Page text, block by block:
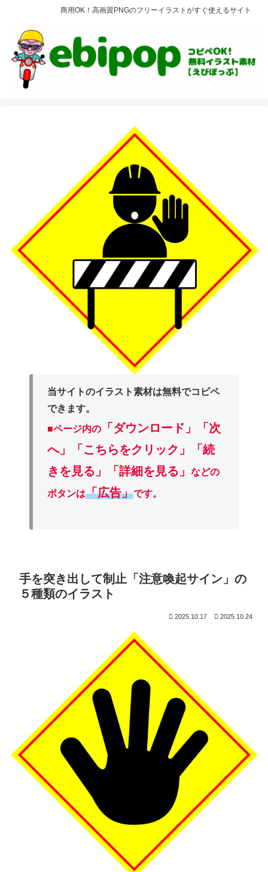
商用OK！高画質PNGのフリーイラストがすぐ使えるサイト
当サイトのイラスト素材は無料でコピペ
できます。
■ページ内の
「ダウンロード」
「次
へ」「こちらをクリック」「続
きを見る」「詳細を見る」などの
ボタンは「広告」です。
手を突き出して制止「注意喚起サイン」の
５種類のイラスト
2025.10.17 2025.10.24